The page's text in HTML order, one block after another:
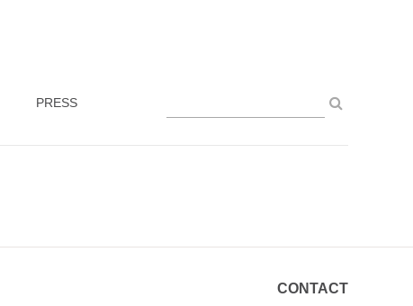
PRESS
CONTACT